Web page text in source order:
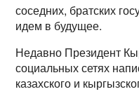
соседних, братских
идем в будущее.
Недавно Президент
социальных сетях
казахского и